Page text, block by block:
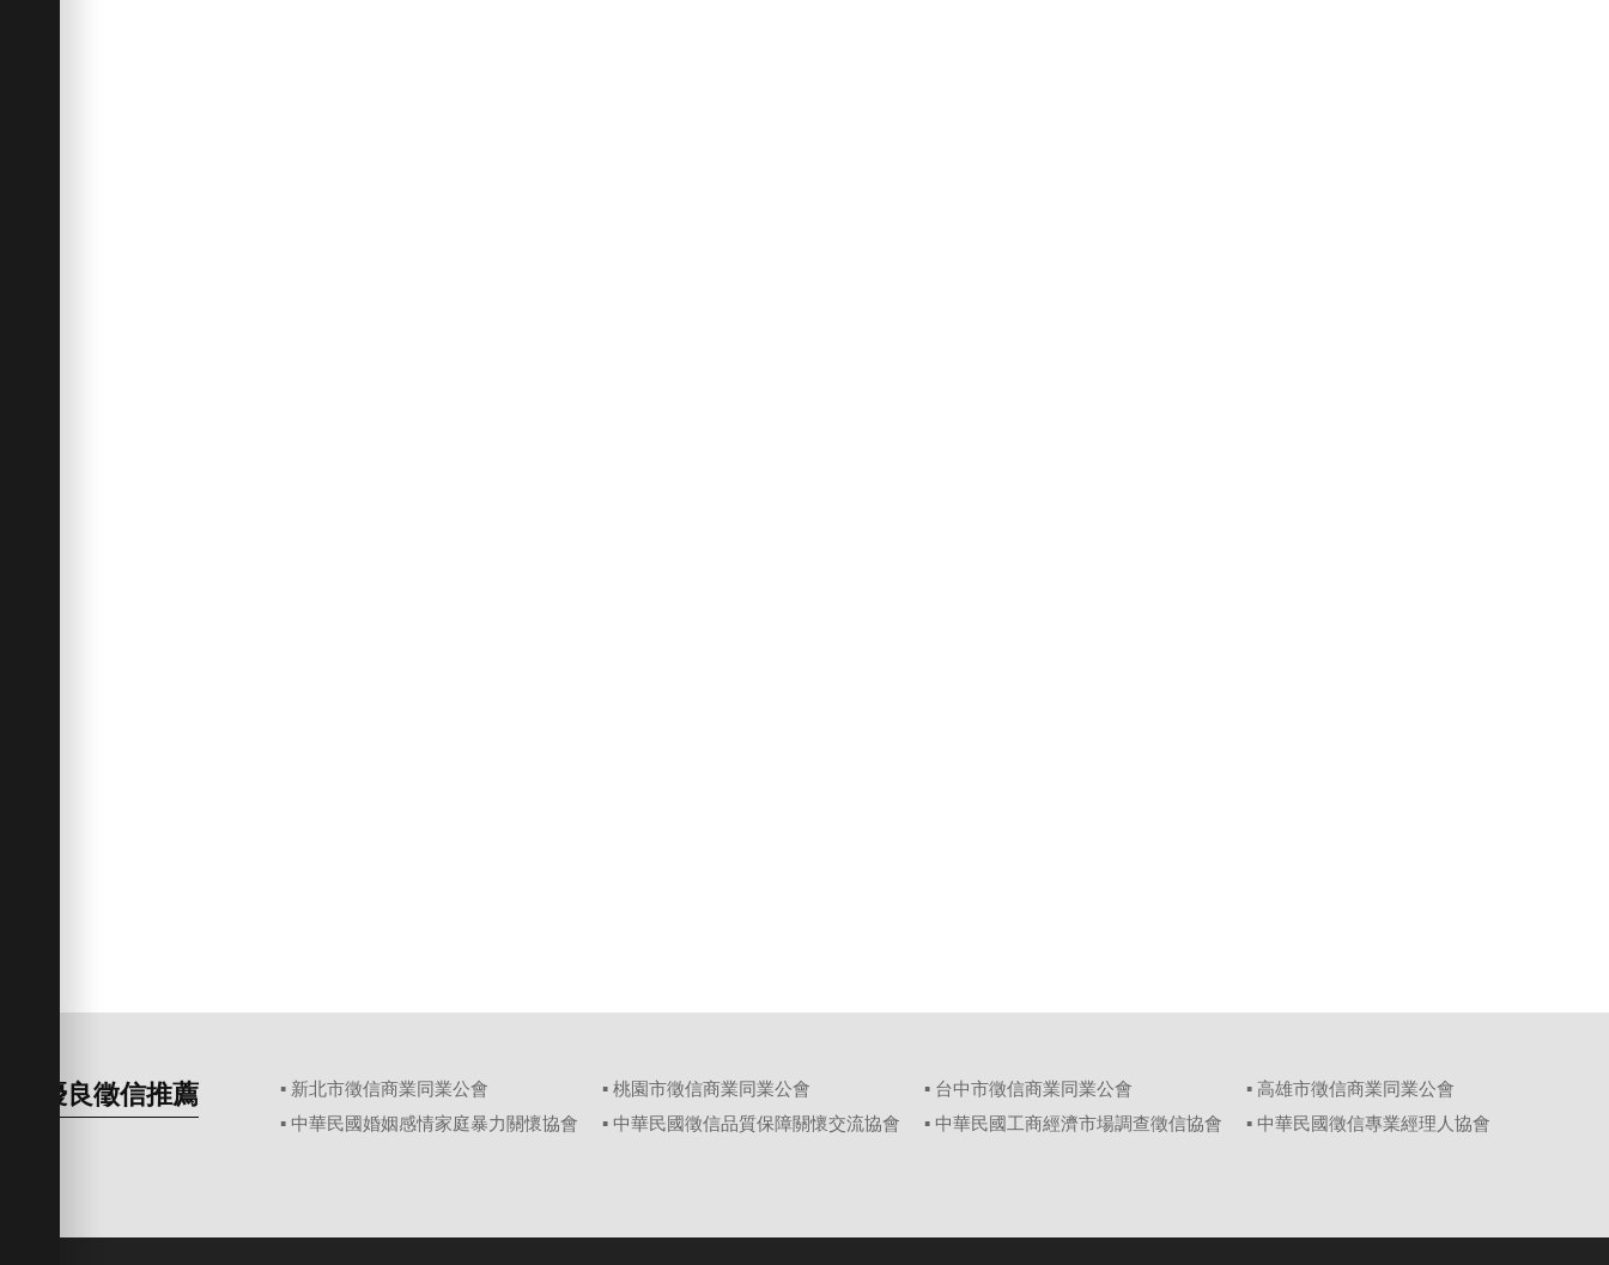
優良徵信推薦 ▪ 新北市徵信商業同業公會 ▪ 桃園市徵信商業同業公會 ▪ 台中市徵信商業同業公會
▪ 高雄市徵信商業同業公會
▪ 中華民國婚姻感情家庭暴力關懷協會
▪ 中華民國徵信品質保障關懷交流協會 ▪ 中華民國工商經濟市場調查徵信協會 ▪ 中華民國徵信專業經理人協會